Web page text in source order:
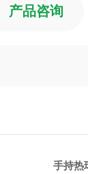
产品咨询
手持热